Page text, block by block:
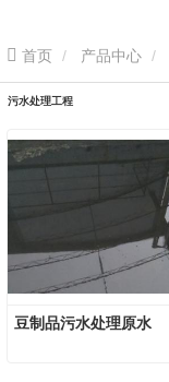
首页 产品中心
污水处理工程
豆制品污水处理原水